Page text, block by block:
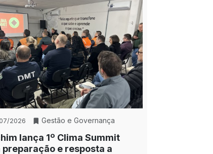
2026 Gestão e Governança
lança 1º Clima Summit
preparação e resposta a